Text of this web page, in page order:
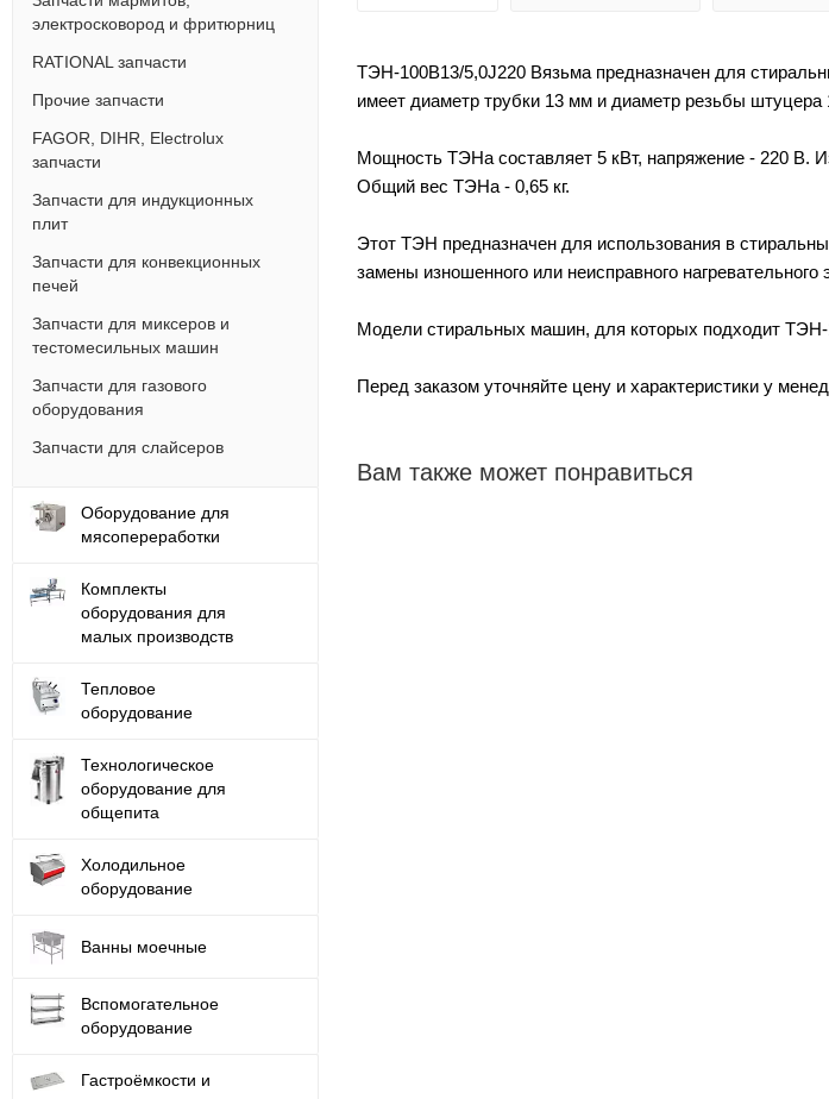
ТЭН-100В13/5,0J220 Вязьма предназначен для
имеет диаметр трубки 13 мм и диаметр резьбы
Мощность ТЭНа составляет 5 кВт, напряжение - 220 В.
Общий вес ТЭНа - 0,65 кг.
Этот ТЭН предназначен для использования в
замены изношенного или неисправного
Модели стиральных машин, для которых подходит
Перед заказом уточняйте цену и характеристики у
Вам также может понравиться
электросковород и фритюрниц
RATIONAL запчасти
Прочие запчасти
FAGOR, DIHR, Electrolux
запчасти
Запчасти для индукционных
плит
Запчасти для конвекционных
печей
Запчасти для миксеров и
тестомесильных машин
Запчасти для газового
оборудования
Запчасти для слайсеров
Оборудование для
мясопереработки
Комплекты
оборудования для
малых производств
Тепловое
оборудование
Технологическое
оборудование для
общепита
Холодильное
оборудование
Ванны моечные
Вспомогательное
оборудование
Гастроёмкости и